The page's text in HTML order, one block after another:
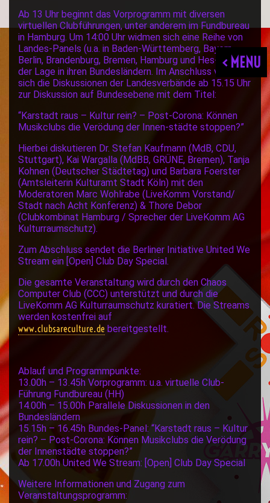
< MENU
Ab 13 Uhr beginnt das Vorprogramm mit diversen
virtuellen Clubführungen, unter anderem im Fundbureau
in Hamburg. Um 14:00 Uhr widmen sich eine Reihe von
Landes-Panels (u.a. in Baden-Württemberg, Bayern,
Berlin, Brandenburg, Bremen, Hamburg und Hes-sen)
der Lage in ihren Bundesländern. Im Anschluss vereinen
sich die Diskussionen der Landesverbände ab 15.15 Uhr
zur Diskussion auf Bundesebene mit dem Titel:
“Karstadt raus – Kultur rein? – Post-Corona: Können
Musikclubs die Verödung der Innen-städte stoppen?”
Hierbei diskutieren Dr. Stefan Kaufmann (MdB, CDU,
Stuttgart), Kai Wargalla (MdBB, GRÜNE, Bremen), Tanja
Kohnen (Deutscher Städtetag) und Barbara Foerster
(Amtsleiterin Kulturamt Stadt Köln) mit den
Moderatoren Marc Wohlrabe (LiveKomm Vorstand/
Stadt nach Acht Konferenz) & Thore Debor
(Clubkombinat Hamburg / Sprecher der LiveKomm AG
Kulturraumschutz).
Zum Abschluss sendet die Berliner Initiative United We
Stream ein [Open] Club Day Special.
Die gesamte Veranstaltung wird durch den Chaos
Computer Club (CCC) unterstützt und durch die
LiveKomm AG Kulturraumschutz kuratiert. Die Streams
werden kostenfrei auf
www.clubsareculture.de bereitgestellt.
Ablauf und Programmpunkte:
13.00h – 13.45h Vorprogramm: u.a. virtuelle Club-
Führung Fundbureau (HH)
14.00h – 15.00h Parallele Diskussionen in den
Bundesländern
15.15h – 16.45h Bundes-Panel: “Karstadt raus – Kultur
rein? – Post-Corona: Können Musikclubs die Verödung
der Innenstädte stoppen?”
Ab 17.00h United We Stream: [Open] Club Day Special
Weitere Informationen und Zugang zum
Veranstaltungsprogramm: